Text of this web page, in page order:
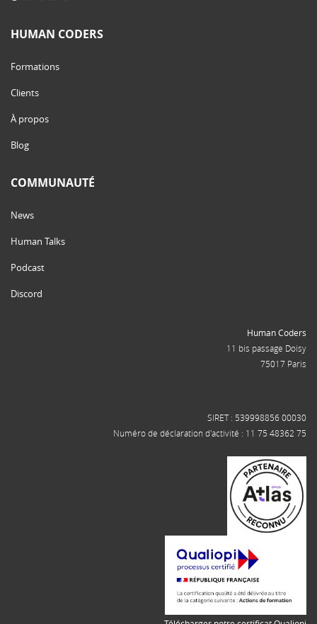
HUMAN CODERS
Formations
Clients
À propos
Blog
COMMUNAUTÉ
News
Human Talks
Podcast
Discord
Human Coders
11 bis passage Doisy
75017 Paris
SIRET : 539998856 00030
Numéro de déclaration d'activité : 11 75 48362 75